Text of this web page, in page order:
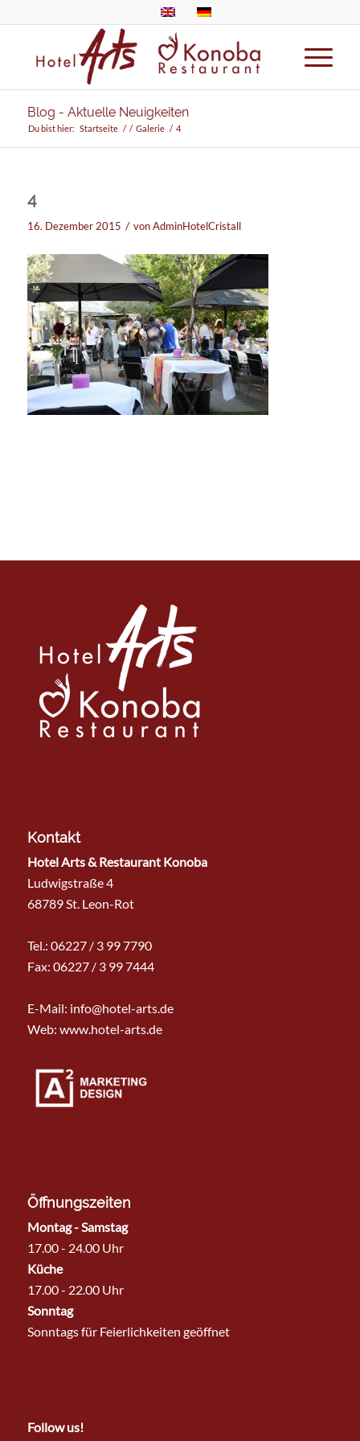
Blog - Aktuelle Neuigkeiten
Du bist hier: Startseite / / Galerie / 4
4
16. Dezember 2015 / vonAdminHotelCristall
Kontakt
Hotel Arts & Restaurant Konoba
Ludwigstraße 4
68789 St. Leon-Rot
Tel.: 06227 / 3 99 7790
Fax: 06227 / 3 99 7444
E-Mail: info@hotel-arts.de
Web: www.hotel-arts.de
Öffnungszeiten
Montag - Samstag
17.00 - 24.00 Uhr
Küche
17.00 - 22.00 Uhr
Sonntag
Sonntags für Feierlichkeiten geöffnet
Follow us!